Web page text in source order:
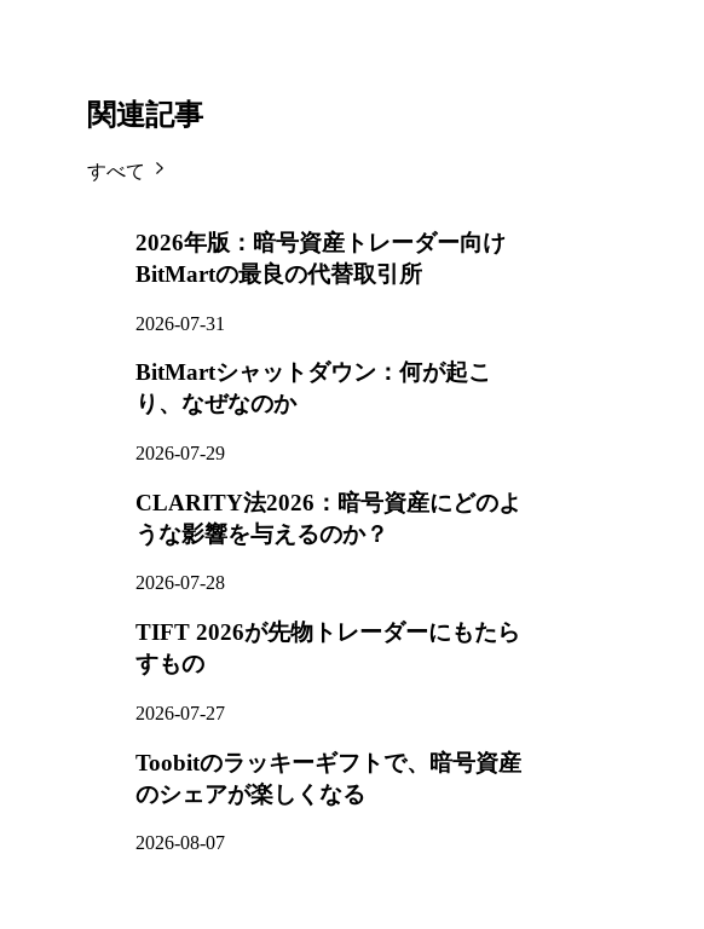
関連記事
すべて
2026年版：暗号資産トレーダー向け
BitMartの最良の代替取引所
2026-07-31
BitMartシャットダウン：何が起こ
り、なぜなのか
2026-07-29
CLARITY法2026：暗号資産にどのよ
うな影響を与えるのか？
2026-07-28
TIFT 2026が先物トレーダーにもたら
すもの
2026-07-27
Toobitのラッキーギフトで、暗号資産
のシェアが楽しくなる
2026-08-07